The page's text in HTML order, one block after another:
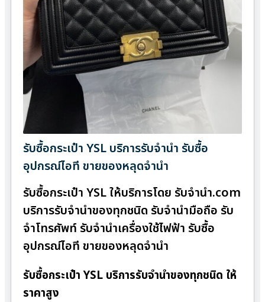
รับซื้อกระเป๋า YSL บริการรับจำนำ รับซื้อ
อุปกรณ์ไอที ขายของหลุดจำนำ
รับซื้อกระเป๋า YSL ให้บริการโดย รับจํานํา.com
บริการรับจำนำของทุกชนิด รับจำนำมือถือ รับ
จำโทรศัพท์ รับจำนำเครื่องใช้ไฟฟ้า รับซื้อ
อุปกรณ์ไอที ขายของหลุดจำนำ
รับซื้อกระเป๋า YSL บริการรับจำนำของทุกชนิด ให้
ราคาสูง